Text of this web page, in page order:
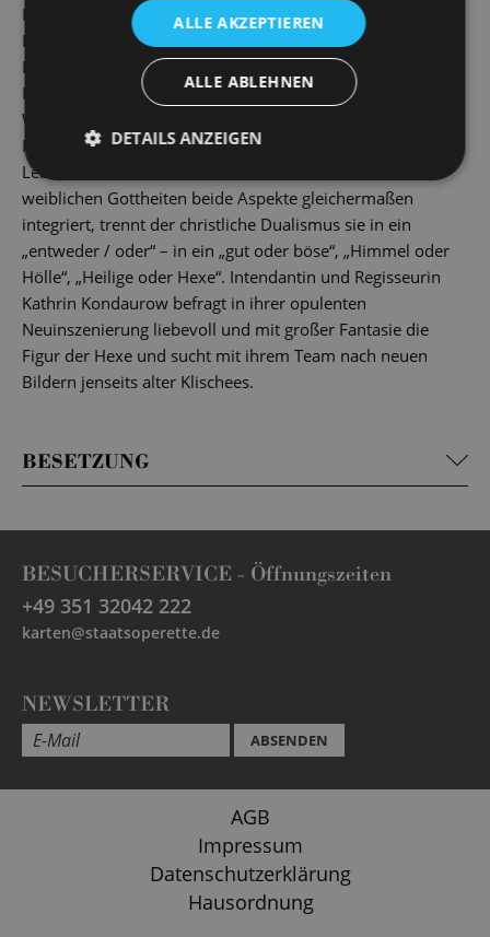
Hunger und Not, ebenso wie Gemeinschaft und Liebe. Am
Ende obsiegt der familiäre Zusammenhalt, während das
Böse in allen Fassungen des Märchens mit der Figur der
Hexe klar markiert ist. Die Hexe ist Sinnbild von
Weiblichkeit und Mutterschaft jenseits normativer
Rollenbilder: die strafende, böse, egoistische Mutter, die
Leben vernichtet anstatt zu schenken. Waren in frühen
weiblichen Gottheiten beide Aspekte gleichermaßen
integriert, trennt der christliche Dualismus sie in ein
„entweder / oder“ – in ein „gut oder böse“, „Himmel oder
Hölle“, „Heilige oder Hexe“. Intendantin und Regisseurin
Kathrin Kondaurow befragt in ihrer opulenten
Neuinszenierung liebevoll und mit großer Fantasie die
Figur der Hexe und sucht mit ihrem Team nach neuen
Bildern jenseits alter Klischees.
BESETZUNG
BESUCHERSERVICE - Öffnungszeiten
+49 351 32042 222
karten@staatsoperette.de
NEWSLETTER
ABSENDEN
AGB
Impressum
Datenschutzerklärung
Hausordnung
ALLE AKZEPTIEREN
ALLE ABLEHNEN
DETAILS ANZEIGEN